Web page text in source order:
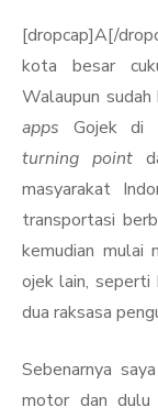
[dropcap]A[/
kota besar
Walaupun
apps Gojek di
turning point
masyarakat
transportasi
kemudian mulai
ojek lain, seperti
dua raksasa
Sebenarnya
motor dan dulu